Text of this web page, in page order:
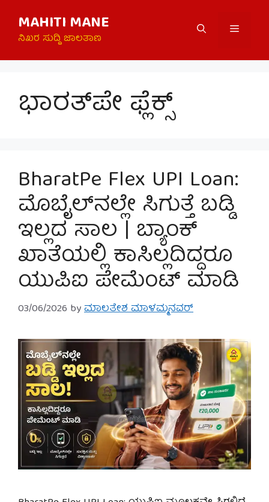
content
MAHITI MANE
ನಿಖರ ಸುದ್ದಿ ಜಾಲತಾಣ
Menu
ಭಾರತ್‌ಪೇ ಫ್ಲೆಕ್ಸ್
BharatPe Flex UPI Loan:
ಮೊಬೈಲ್‌ನಲ್ಲೇ ಸಿಗುತ್ತೆ ಬಡ್ಡಿ
ಇಲ್ಲದ ಸಾಲ | ಬ್ಯಾಂಕ್
ಖಾತೆಯಲ್ಲಿ ಕಾಸಿಲ್ಲದಿದ್ದರೂ
ಯುಪಿಐ ಪೇಮೆಂಟ್ ಮಾಡಿ
03/06/2026 byಮಾಲತೇಶ ಮಾಳಮ್ಮನವರ್